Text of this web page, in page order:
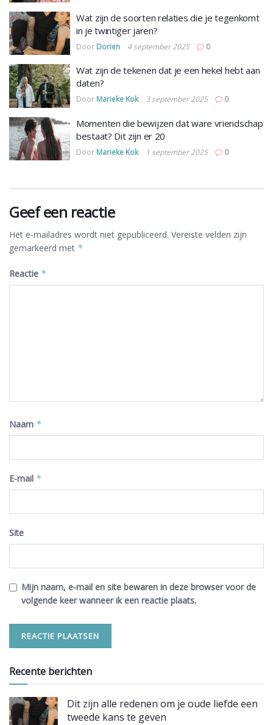
Wat zijn de soorten relaties die je tegenkomt
in je twintiger jaren?
Door Dorien 4 september 2025 0
Wat zijn de tekenen dat je een hekel hebt aan
daten?
Door Marieke Kok 3 september 2025 0
Momenten die bewijzen dat ware vriendschap
bestaat? Dit zijn er 20
Door Marieke Kok 1 september 2025 0
Geef een reactie
Het e-mailadres wordt niet gepubliceerd. Vereiste velden zijn
gemarkeerd met *
Reactie *
Naam *
E-mail *
Site
Mijn naam, e-mail en site bewaren in deze browser voor de
volgende keer wanneer ik een reactie plaats.
Recente berichten
Dit zijn alle redenen om je oude liefde een
tweede kans te geven